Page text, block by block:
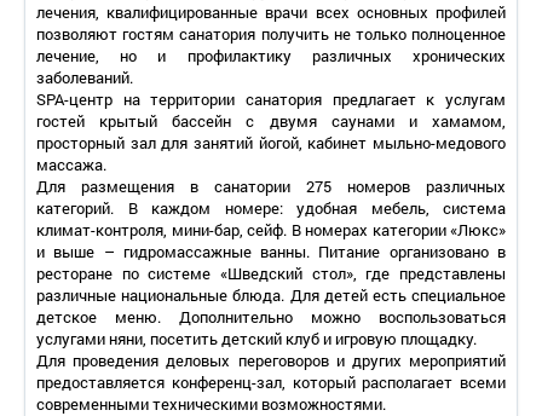
лечения, квалифицированные врачи всех основных профилей
позволяют гостям санатория получить не только полноценное
лечение, но и профилактику различных хронических
заболеваний.
SPA-центр на территории санатория предлагает к услугам
гостей крытый бассейн с двумя саунами и хамамом,
просторный зал для занятий йогой, кабинет мыльно-медового
массажа.
Для размещения в санатории 275 номеров различных
категорий. В каждом номере: удобная мебель, система
климат-контроля, мини-бар, сейф. В номерах категории «Люкс»
и выше – гидромассажные ванны. Питание организовано в
ресторане по системе «Шведский стол», где представлены
различные национальные блюда. Для детей есть специальное
детское меню. Дополнительно можно воспользоваться
услугами няни, посетить детский клуб и игровую площадку.
Для проведения деловых переговоров и других мероприятий
предоставляется конференц-зал, который располагает всеми
современными техническими возможностями.